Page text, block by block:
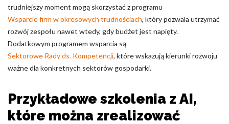
trudniejszy moment mogą skorzystać z programu
Wsparcie firm w okresowych trudnościach, który pozwala utrzymać
rozwój zespołu nawet wtedy, gdy budżet jest napięty.
Dodatkowym programem wsparcia są
Sektorowe Rady ds. Kompetencji, które wskazują kierunki rozwoju
ważne dla konkretnych sektorów gospodarki.
Przykładowe szkolenia z AI,
które można zrealizować